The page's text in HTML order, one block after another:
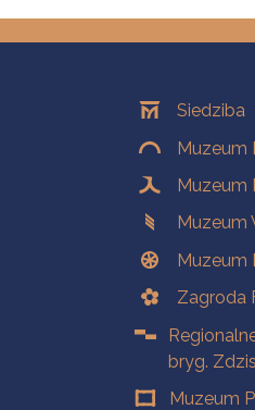
OddziałySiedziba
Muzeum
Muzeum
Muzeum
Muzeum
Zagroda
bryg.
Muzeum